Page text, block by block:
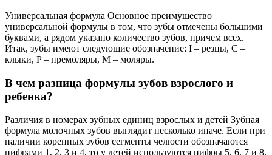
Универсальная формула Основное преимущество
универсальной формулы в том, что зубы отмечены большими
буквами, а рядом указано количество зубов, причем всех.
Итак, зубы имеют следующие обозначение: I – резцы, C –
клыки, P – премоляры, M – моляры.
В чем разница формулы зубов взрослого и
ребенка?
Различия в номерах зубных единиц взрослых и детей Зубная
формула молочных зубов выглядит несколько иначе. Если при
наличии коренных зубов сегменты челюсти обозначаются
цифрами 1, 2, 3 и 4, то у детей используются цифры 5, 6, 7 и 8.